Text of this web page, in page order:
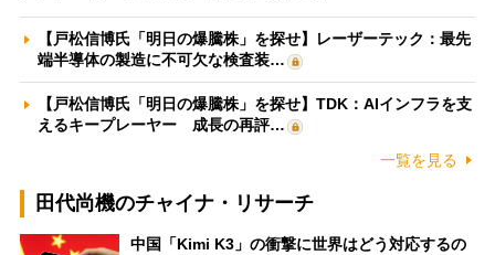
【戸松信博氏「明日の爆騰株」を探せ】レーザーテック：最先
端半導体の製造に不可欠な検査装…
【戸松信博氏「明日の爆騰株」を探せ】TDK：AIインフラを支
えるキープレーヤー 成長の再評…
一覧を見る
田代尚機のチャイナ・リサーチ
中国「Kimi K3」の衝撃に世界はどう対応するの